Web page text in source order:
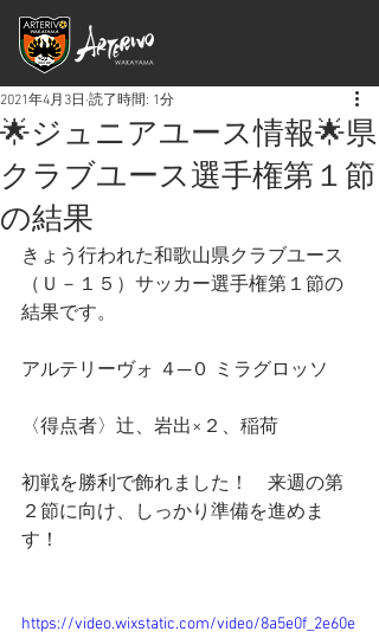
🌟ジュニアユース情報🌟県
クラブユース選手権第１節
の結果
2021年4月3日 読了時間: 1分
きょう行われた和歌山県クラブユース
（Ｕ－１５）サッカー選手権第１節の
結果です。
アルテリーヴォ ４─０ ミラグロッソ
〈得点者〉辻、岩出×２、稲荷
初戦を勝利で飾れました！　来週の第
２節に向け、しっかり準備を進めま
す！
https://video.wixstatic.com/video/8a5e0f_2e60e